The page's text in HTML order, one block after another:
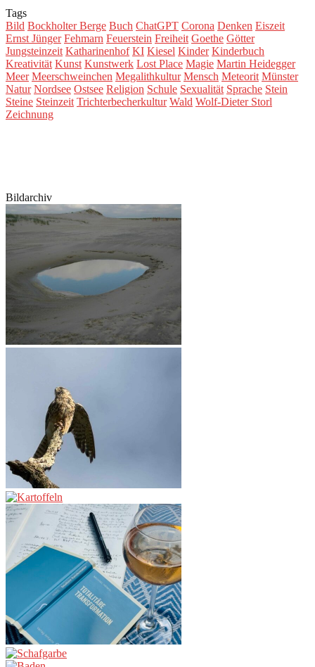
Tags
Bild Bockholter Berge Buch ChatGPT Corona Denken Eiszeit
Ernst Jünger Fehmarn Feuerstein Freiheit Goethe Götter
Jungsteinzeit Katharinenhof KI Kiesel Kinder Kinderbuch
Kreativität Kunst Kunstwerk Lost Place Magie Martin Heidegger
Meer Meerschweinchen Megalithkultur Mensch Meteorit Münster
Natur Nordsee Ostsee Religion Schule Sexualität Sprache Stein
Steine Steinzeit Trichterbecherkultur Wald Wolf-Dieter Storl
Zeichnung
Bildarchiv